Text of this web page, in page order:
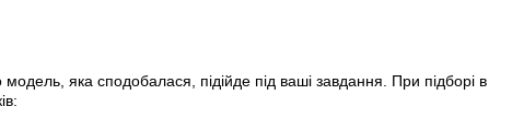
яка сподобалася, підійде під ваші завдання. При підборі в